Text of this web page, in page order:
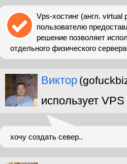
Vps-хостинг (англ. virtual
пользователю
решение позволяет
отдельного физического
Виктор
использует VPS
хочу создать север..